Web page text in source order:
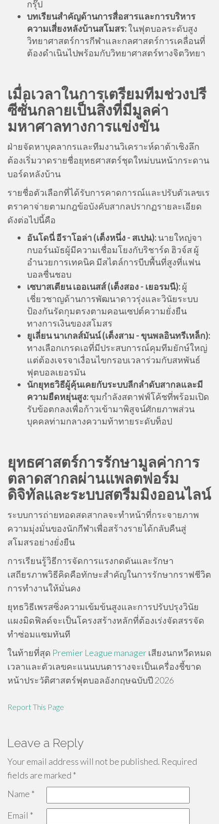
กรุ๊ป
บทเรียนสำคัญด้านการสื่อสารและการบริหาร
ความเสี่ยงหลังบ้านสโมสร:ในฟุตบอลระดับสูง
วิทยาศาสตร์การกีฬาและกลศาสตร์การเคลื่อนที่
ต้องดำเนินไปพร้อมกับวิทยาศาสตร์ทางจิตวิทยา
เมื่อเวลาในการเตรียมทีมช่วงปรี
ซีซั่นกลายเป็นสิ่งที่มีมูลค่า
มหาศาลทางการแข่งขัน
ฝ่ายจัดหาบุคลากรและทีมงานวิเคราะห์ดาต้าเชิงลึก
ต้องเริ่มวาดรายชื่อยุทธศาสตร์ชุดใหม่บนหน้ากระดาน
บอร์ดหลังบ้าน
รายชื่อตัวเลือกที่ได้รับการคาดการณ์และปรับตัวเลขเร
ตราคาจ่ายตามกฎข้อบังคับสากลปรากฏรายละเอียด
ดังต่อไปนี้คือ
อันโดนี่ อีราโอล่า (เต็งหนึ่ง - สเปน):นายใหญ่จา
กบอร์นมัธผู้มีความเชื่อมโยงกับริชาร์ด ฮิวจ์ส ผู้
อำนวยการเทคนิค มีสไตล์การบีบพื้นที่สูงที่แฟน
บอลชื่นชอบ
เซบาสเตียน เออเนสส์ (เต็งสอง - เยอรมนี):ผู้
เชี่ยวชาญด้านการพัฒนาดาวรุ่งและวินัยระบบ
ป้องกันรัดกุมตรงตามคอนเซปต์ความยั่งยืน
ทางการเงินของสโมสร
ยูเลี่ยน นาเกลส์มันน์ (เต็งสาม - ขุนพลอินทรีเหล็ก):
ทางเลือกเกรดเอที่มีประสบการณ์คุมทีมยักษ์ใหญ่
แต่ต้องเจรจาเงื่อนไขกรอบเวลาร่วมกับสหพันธ์
ฟุตบอลเยอรมัน
นักยุทธวิธีผู้คุ้นเคยกับระบบลีกลำดับสากลและมี
ความยืดหยุ่นสูง:ขุมกำลังสตาฟฟ์โค้ชที่พร้อมเปิด
รับข้อตกลงเพื่อก้าวเข้ามาพิสูจน์ศักยภาพส่วน
บุคคลท่ามกลางความท้าทายระดับท็อป
ยุทธศาสตร์การรักษามูลค่าการ
ตลาดสากลผ่านแพลตฟอร์ม
ดิจิทัลและระบบสตรีมมิงออนไลน์
ระบบการถ่ายทอดสดสากลจะทำหน้าที่กระจายภาพ
ความมุ่งมั่นของนักกีฬาเพื่อสร้างรายได้กลับคืนสู่
สโมสรอย่างยั่งยืน
การเรียนรู้วิธีการจัดการแรงกดดันและรักษา
เสถียรภาพวิธีคิดคือทักษะสำคัญในการรักษากราฟชีวิต
การทำงานให้มั่นคง
ยุทธวิธีเพรสซิ่งความเข้มข้นสูงและการปรับปรุงวินัย
แผงมิดฟิลด์จะเป็นโครงสร้างหลักที่ต้องเร่งจัดสรรจัด
ทำซ่อมแซมทันที
ในท้ายที่สุด Premier League managerเสียงนกหวีดหมด
เวลาและตัวเลขคะแนนบนตารางจะเป็นเครื่องชี้ขาด
หน้าประวัติศาสตร์ฟุตบอลอังกฤษฉบับปี 2026
Report This Page
Leave a Reply
Your email address will not be published. Required
fields are marked *
Name *
Email *